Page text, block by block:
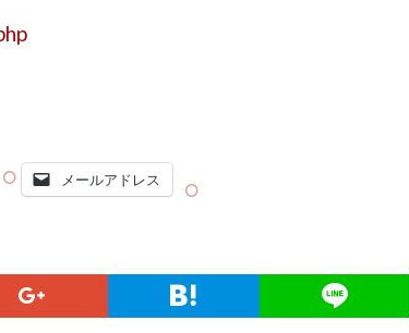
メールアドレス